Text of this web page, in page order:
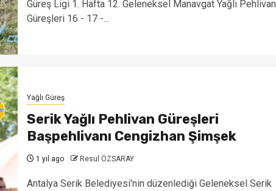
Güreş Ligi 1. Hafta 12. Geleneksel Manavgat Yağlı Pehlivan
Güreşleri 16 - 17 -...
Yağlı Güreş
Serik Yağlı Pehlivan Güreşleri
Başpehlivanı Cengizhan Şimşek
1 yıl ago Resul ÖZSARAY
Antalya Serik Belediyesi'nin düzenlediği Geleneksel Serik